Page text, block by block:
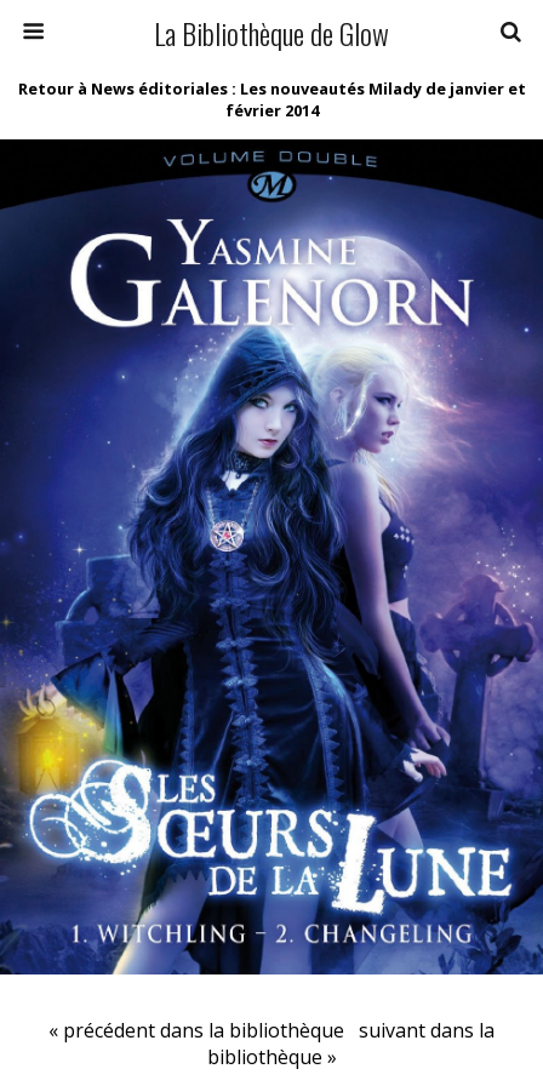
La Bibliothèque de Glow
Retour à News éditoriales : Les nouveautés Milady de janvier et
février 2014
« précédent dans la bibliothèque suivant dans la
bibliothèque »